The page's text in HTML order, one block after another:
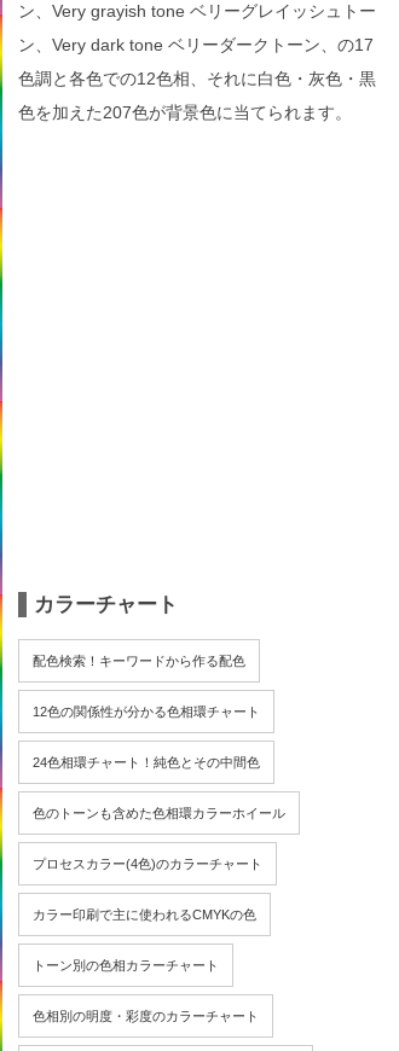
ン、Very grayish tone ベリーグレイッシュトー
ン、Very dark tone ベリーダークトーン、の17
色調と各色での12色相、それに白色・灰色・黒
色を加えた207色が背景色に当てられます。
カラーチャート
配色検索！キーワードから作る配色
12色の関係性が分かる色相環チャート
24色相環チャート！純色とその中間色
色のトーンも含めた色相環カラーホイール
プロセスカラー(4色)のカラーチャート
カラー印刷で主に使われるCMYKの色
トーン別の色相カラーチャート
色相別の明度・彩度のカラーチャート